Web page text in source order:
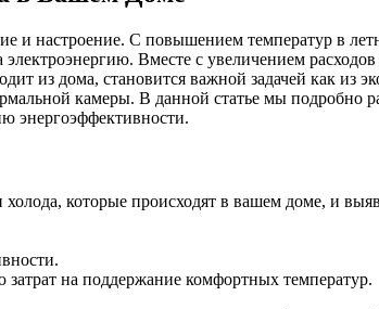
настроение. С повышением температур в
Вместе с увеличением
из дома, становится важной задачей как из
камеры. В данной статье мы
энергоэффективности.
холода, которые происходят в вашем доме, и
на поддержание комфортных температур.